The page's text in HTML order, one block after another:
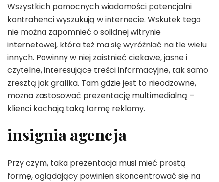
Wszystkich pomocnych wiadomości potencjalni
kontrahenci wyszukują w internecie. Wskutek tego
nie można zapomnieć o solidnej witrynie
internetowej, która też ma się wyróżniać na tle wielu
innych. Powinny w niej zaistnieć ciekawe, jasne i
czytelne, interesujące treści informacyjne, tak samo
zresztą jak grafika. Tam gdzie jest to nieodzowne,
można zastosować prezentację multimedialną –
klienci kochają taką formę reklamy.
insignia agencja
Przy czym, taka prezentacja musi mieć prostą
formę, oglądający powinien skoncentrować się na